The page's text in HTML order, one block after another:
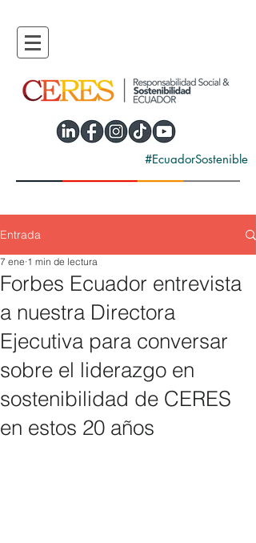
#EcuadorSostenible
Entrada
Forbes Ecuador entrevista
a nuestra Directora
Ejecutiva para conversar
sobre el liderazgo en
sostenibilidad de CERES
en estos 20 años
7 ene 1 min de lectura